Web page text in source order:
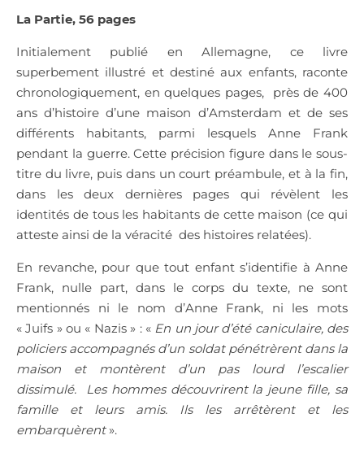
La Partie, 56 pages
Initialement publié en Allemagne, ce livre
superbement illustré et destiné aux enfants, raconte
chronologiquement, en quelques pages,
près de 400
ans d’histoire d’une maison d’Amsterdam et de ses
différents habitants, parmi lesquels Anne Frank
pendant la guerre. Cette précision figure dans le sous-
titre du livre, puis dans un court préambule, et à la fin,
dans les deux dernières pages qui révèlent les
identités de tous les habitants de cette maison (ce qui
atteste ainsi de la véracité des histoires relatées).
En revanche, pour que tout enfant s’identifie à Anne
Frank, nulle part, dans le corps du texte, ne sont
mentionnés ni le nom d’Anne Frank, ni les mots
« Juifs » ou « Nazis » : « En un jour d’été caniculaire, des
policiers accompagnés d’un soldat pénétrèrent dans la
maison et montèrent d’un pas lourd l’escalier
dissimulé.
Les hommes découvrirent la jeune fille, sa
famille et leurs amis. Ils les arrêtèrent et les
embarquèrent».